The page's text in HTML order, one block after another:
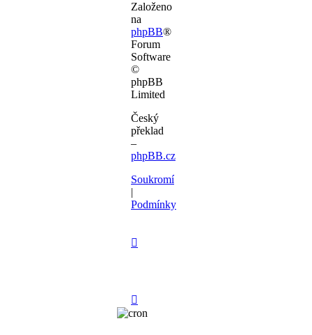
Založeno
na
phpBB®
Forum
Software
©
phpBB
Limited
Český
překlad
–
phpBB.cz
Soukromí
|
Podmínky